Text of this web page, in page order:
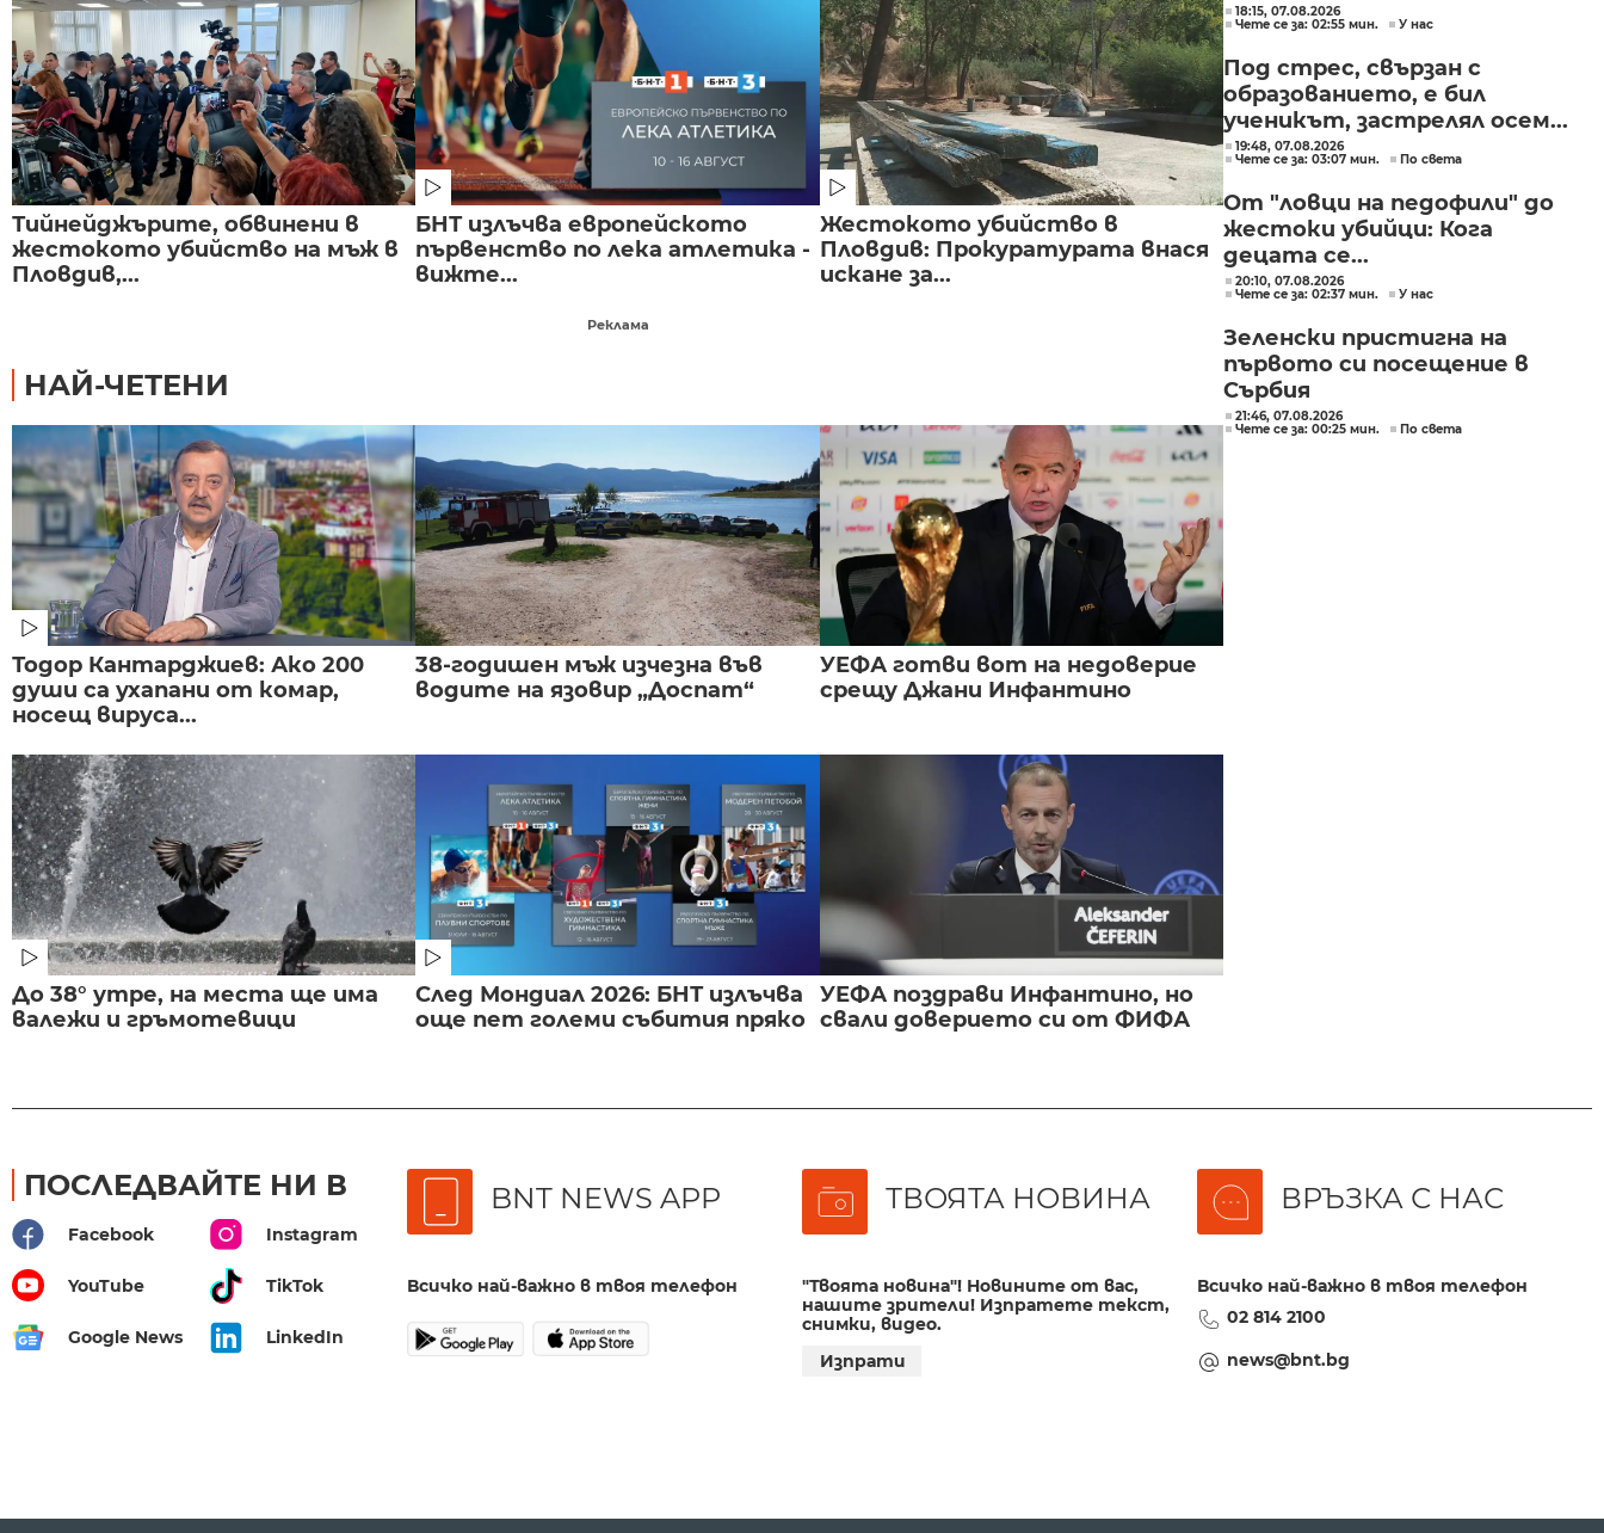
Тийнейджърите, обвинени в
жестокото убийство на мъж в
Пловдив,...
БНТ излъчва европейското
първенство по лека атлетика -
вижте...
Жестокото убийство в
Пловдив: Прокуратурата внася
искане за...
Реклама
НАЙ-ЧЕТЕНИ
Тодор Кантарджиев: Ако 200
души са ухапани от комар,
носещ вируса...
38-годишен мъж изчезна във
водите на язовир „Доспат“
УЕФА готви вот на недоверие
срещу Джани Инфантино
До 38° утре, на места ще има
валежи и гръмотевици
След Мондиал 2026: БНТ излъчва
още пет големи събития пряко
УЕФА поздрави Инфантино, но
свали доверието си от ФИФА
18:15, 07.08.2026
Чете се за: 02:55 мин.
У нас
Под стрес, свързан с
образованието, е бил
ученикът, застрелял осем...
19:48, 07.08.2026
Чете се за: 03:07 мин.
По света
От "ловци на педофили" до
жестоки убийци: Кога
децата се...
20:10, 07.08.2026
Чете се за: 02:37 мин.
У нас
Зеленски пристигна на
първото си посещение в
Сърбия
21:46, 07.08.2026
Чете се за: 00:25 мин.
По света
ПОСЛЕДВАЙТЕ НИ В
Facebook Instagram
YouTube TikTok
Google News LinkedIn
BNT NEWS APP
Всичко най-важно в твоя телефон
ТВОЯТА НОВИНА
"Твоята новина"! Новините от вас,
нашите зрители! Изпратете текст,
снимки, видео.
Изпрати
ВРЪЗКА С НАС
Всичко най-важно в твоя телефон
02 814 2100
news@bnt.bg